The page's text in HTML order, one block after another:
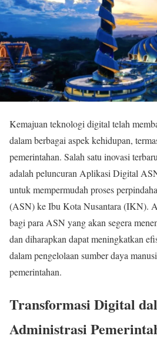
Kemajuan teknologi digital telah
dalam berbagai aspek kehidupan,
pemerintahan. Salah satu inovasi
adalah peluncuran Aplikasi Digital
untuk mempermudah proses
(ASN) ke Ibu Kota Nusantara (IKN).
bagi para ASN yang akan segera
dan diharapkan dapat meningkatkan
dalam pengelolaan sumber daya
pemerintahan.
Transformasi Digital
Administrasi